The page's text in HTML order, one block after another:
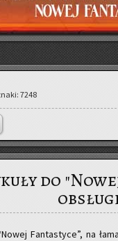
7248
do
Fan­ta­sty­ce”, na